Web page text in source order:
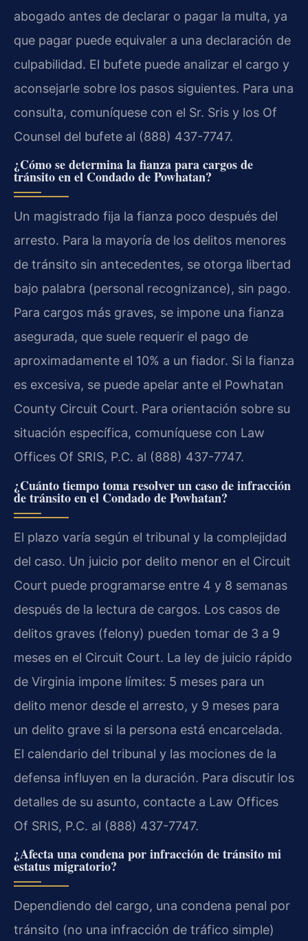
abogado antes de declarar o pagar la multa, ya
que pagar puede equivaler a una declaración de
culpabilidad. El bufete puede analizar el cargo y
aconsejarle sobre los pasos siguientes. Para una
consulta, comuníquese con el Sr. Sris y los Of
Counsel del bufete al (888) 437-7747.
¿Cómo se determina la fianza para cargos de
tránsito en el Condado de Powhatan?
Un magistrado fija la fianza poco después del
arresto. Para la mayoría de los delitos menores
de tránsito sin antecedentes, se otorga libertad
bajo palabra (personal recognizance), sin pago.
Para cargos más graves, se impone una fianza
asegurada, que suele requerir el pago de
aproximadamente el 10% a un fiador. Si la fianza
es excesiva, se puede apelar ante el Powhatan
County Circuit Court. Para orientación sobre su
situación específica, comuníquese con Law
Offices Of SRIS, P.C. al (888) 437-7747.
¿Cuánto tiempo toma resolver un caso de infracción
de tránsito en el Condado de Powhatan?
El plazo varía según el tribunal y la complejidad
del caso. Un juicio por delito menor en el Circuit
Court puede programarse entre 4 y 8 semanas
después de la lectura de cargos. Los casos de
delitos graves (felony) pueden tomar de 3 a 9
meses en el Circuit Court. La ley de juicio rápido
de Virginia impone límites: 5 meses para un
delito menor desde el arresto, y 9 meses para
un delito grave si la persona está encarcelada.
El calendario del tribunal y las mociones de la
defensa influyen en la duración. Para discutir los
detalles de su asunto, contacte a Law Offices
Of SRIS, P.C. al (888) 437-7747.
¿Afecta una condena por infracción de tránsito mi
estatus migratorio?
Dependiendo del cargo, una condena penal por
tránsito (no una infracción de tráfico simple)